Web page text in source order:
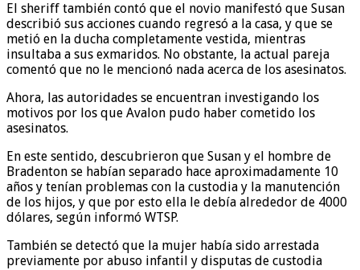
El sheriff también contó que el novio manifestó que Susan
describió sus acciones cuando regresó a la casa, y que se
metió en la ducha completamente vestida, mientras
insultaba a sus exmaridos. No obstante, la actual pareja
comentó que no le mencionó nada acerca de los asesinatos.
Ahora, las autoridades se encuentran investigando los
motivos por los que Avalon pudo haber cometido los
asesinatos.
En este sentido, descubrieron que Susan y el hombre de
Bradenton se habían separado hace aproximadamente 10
años y tenían problemas con la custodia y la manutención
de los hijos, y que por esto ella le debía alrededor de 4000
dólares, según informó WTSP.
También se detectó que la mujer había sido arrestada
previamente por abuso infantil y disputas de custodia